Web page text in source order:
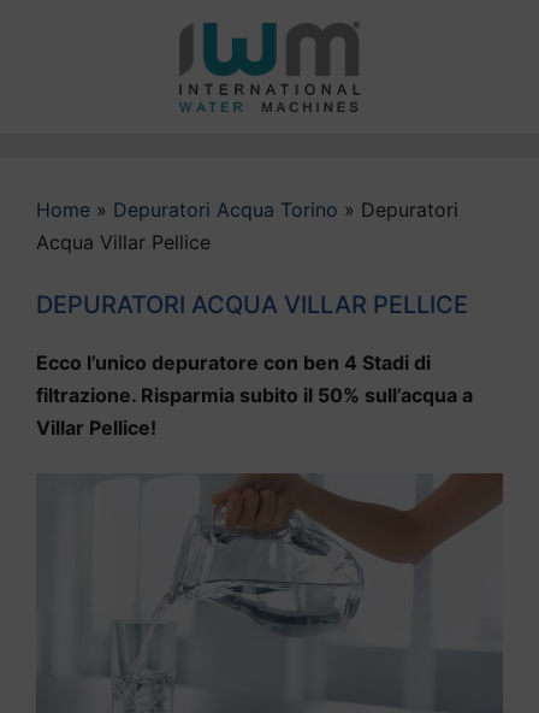
Home » Depuratori Acqua Torino » Depuratori
Acqua Villar Pellice
DEPURATORI ACQUA VILLAR PELLICE
Ecco l’unico depuratore con ben 4 Stadi di
filtrazione. Risparmia subito il 50% sull’acqua a
Villar Pellice!